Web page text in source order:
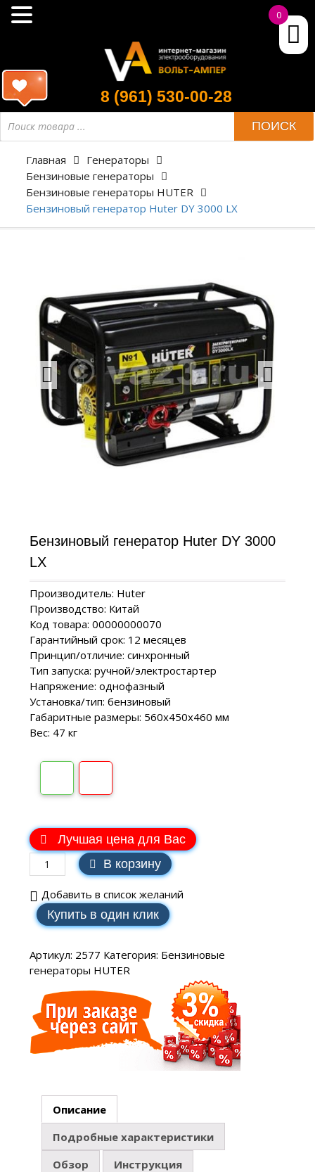
8 (961) 530-00-28
ПОИСК
Главная
Генераторы
Бензиновые генераторы
Бензиновые генераторы HUTER
Бензиновый генератор Huter DY 3000 LX
Бензиновый генератор Huter DY 3000
LX
Производитель: Huter
Производство: Китай
Код товара: 00000000070
Гарантийный срок: 12 месяцев
Принцип/отличие: синхронный
Тип запуска: ручной/электростартер
Напряжение: однофазный
Установка/тип: бензиновый
Габаритные размеры: 560х450х460 мм
Вес: 47 кг
Лучшая цена для Вас В наличии
В корзину
Добавить в список желаний
Купить в один клик
Артикул: 2577 Категория: Бензиновые
генераторы HUTER
Описание
Подробные характеристики
Обзор
Инструкция
0